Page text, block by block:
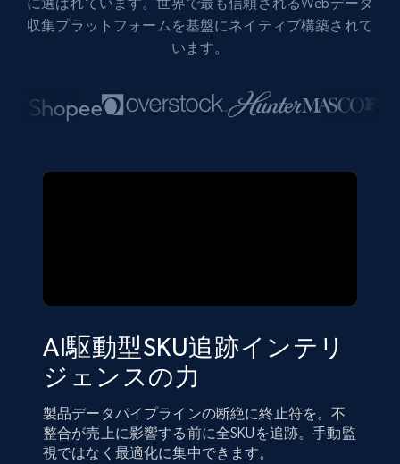
収集プラットフォームを基盤にネイティブ構築されて
います。
AI駆動型SKU追跡インテリ
ジェンスの力
製品データパイプラインの断絶に終止符を。不
整合が売上に影響する前に全SKUを追跡。手動監
視ではなく最適化に集中できます。